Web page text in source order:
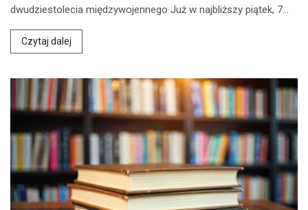
dwudziestolecia międzywojennego Już w najbliższy piątek, 7…
Czytaj dalej